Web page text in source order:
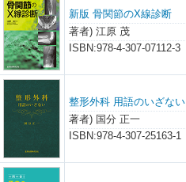
新版 骨関節のX線診断
著者) 江原 茂
ISBN:978-4-307-07112-3
整形外科 用語のいざない
著者) 国分 正一
ISBN:978-4-307-25163-1